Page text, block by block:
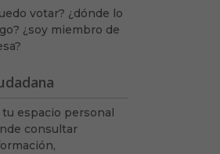
votar? ¿dónde lo
¿soy miembro de
tu espacio personal
consultar